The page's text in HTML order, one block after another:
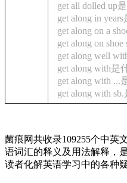
get all dolled up
get along in
get along on a
get along on
get along well
get along with是
get along with ...
get along with
菌痕网共收录109255个中英
语词汇的释义及用法解释，
读者化解英语学习中的各种